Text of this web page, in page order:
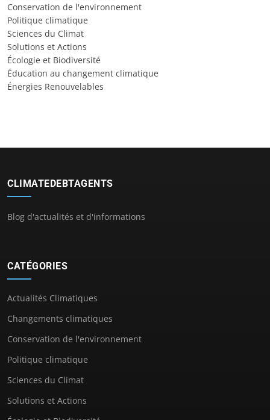
Conservation de l'environnement
Politique climatique
Sciences du Climat
Solutions et Actions
Écologie et Biodiversité
Éducation au changement climatique
Énergies Renouvelables
CLIMATEDEBTAGENTS
Blog d'actualités et d'informations
CATÉGORIES
Actualités Climatiques
Changements climatiques
Conservation de l'environnement
Politique climatique
Sciences du Climat
Solutions et Actions